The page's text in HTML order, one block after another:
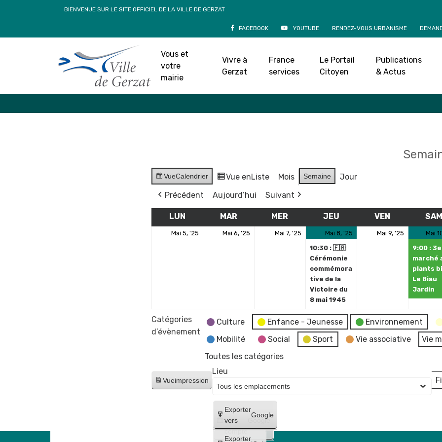
BIENVENUE SUR LE SITE OFFICIEL DE LA VILLE DE GERZAT
FACEBOOK YOUTUBE RENDEZ-VOUS URBANISME
Vous et
votre
mairie
Vivre à
Gerzat
France
services
Le Portail
Citoyen
Publications
& Actus
Accueil»Agenda
VueCalendrier Vue enListe Mois Semaine
Jour
Précédent
Aujourd’hui Suivant
LUN MARMARDI MER MERCREDIJEU VEN VENDREDISAM
Mai 5, '25 Mai 6, '25 Mai 7, '25
mai
2025
Mai 8, '25
10:30 : 🇫🇷
Cérémonie
commémora
tive de la
Victoire du
8 mai 1945
Mai 9, '25
mai
2025
Mai
9:00 : 3e
marché
plants
Le Biau
Jardin
Catégories
d’évènement
Culture Enfance - Jeunesse Environnement
Mobilité
Social Sport Vie associative
Vie
Toutes les catégories
Vueimpression
Créer
un
compte
Google
Exporter
vers
Google
Exporter
Lieu